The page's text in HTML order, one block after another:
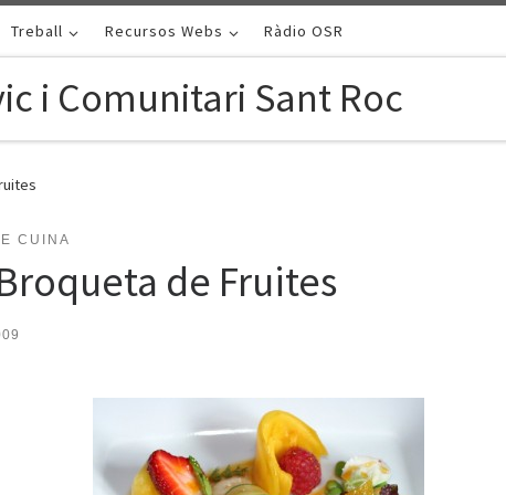
Treball Recursos Webs Ràdio OSR
i Comunitari Sant Roc
CUINA
de Fruites